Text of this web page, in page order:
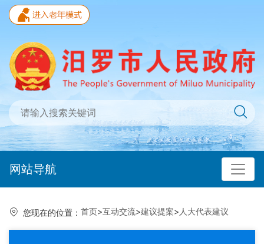
网站导航
您现在的位置： 首页>互动交流>建议提案> 人大代表建议